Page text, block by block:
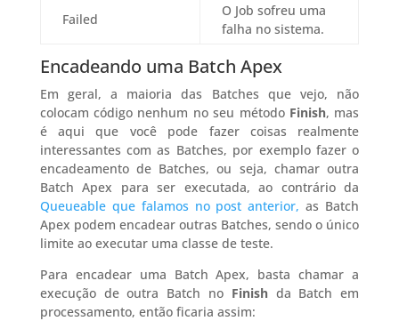
Failed
O Job sofreu uma
falha no sistema.
Encadeando uma Batch Apex
Em geral, a maioria das Batches que vejo, não
colocam código nenhum no seu método Finish, mas
é aqui que você pode fazer coisas realmente
interessantes com as Batches, por exemplo fazer o
encadeamento de Batches, ou seja, chamar outra
Batch Apex para ser executada, ao contrário da
Queueable que falamos no post anterior, as Batch
Apex podem encadear outras Batches, sendo o único
limite ao executar uma classe de teste.
Para encadear uma Batch Apex, basta chamar a
execução de outra Batch no Finishda Batch em
processamento, então ficaria assim: